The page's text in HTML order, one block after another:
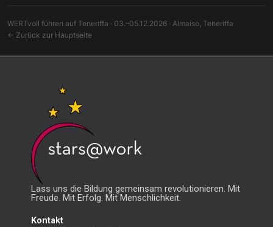
WERTvoll führen auf Teneriffa · 03.–05.12.2026 · Almaiso, Teneriffa
← Zurück zur Hauptseite
Lass uns die Bildung gemeinsam revolutionieren. Mit
Freude. Mit Erfolg. Mit Menschlichkeit.
Kontakt